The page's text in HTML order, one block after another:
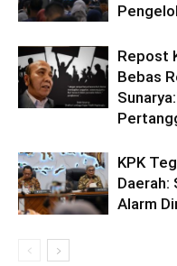
Repost
Bebas
KPK
Alarm